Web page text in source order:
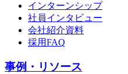
インターンシップ
社員インタビュー
会社紹介資料
採用FAQ
事例・リソース